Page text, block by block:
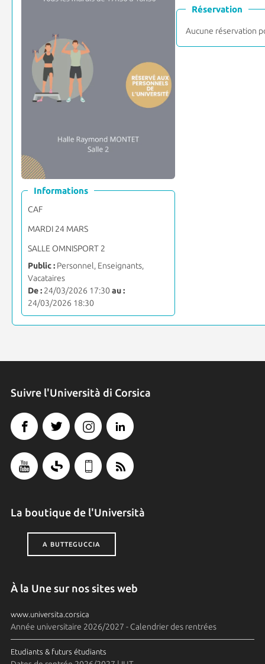
Informations
CAF
MARDI 24 MARS
SALLE OMNISPORT 2
Public :Personnel, Enseignants,
Vacataires
De :24/03/2026 17:30 au :
24/03/2026 18:30
Réservation
Aucune réservation
Suivre l'Università di Corsica
La boutique de l'Università
A BUTTEGUCCIA
À la Une sur nos sites web
www.universita.corsica
Année universitaire 2026/2027 - Calendrier des rentrées
Etudiants & futurs étudiants